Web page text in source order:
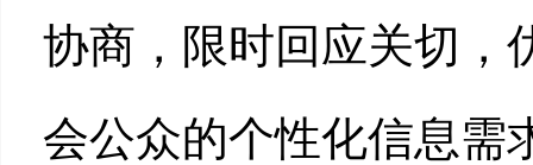
协商，限时回应关切，
会公众的个性化信息需